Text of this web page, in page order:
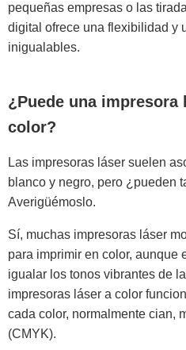
pequeñas empresas o las
digital ofrece una flexibilidad y
inigualables.
¿Puede una
color?
Las impresoras láser suelen
blanco y negro, pero ¿pueden
Averigüémoslo.
Sí, muchas impresoras láser
para imprimir en color, aunque
igualar los tonos vibrantes de
impresoras láser a color
cada color, normalmente cian,
(CMYK).